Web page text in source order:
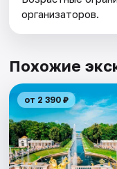
организаторов.
Похожие
от 2 390 ₽